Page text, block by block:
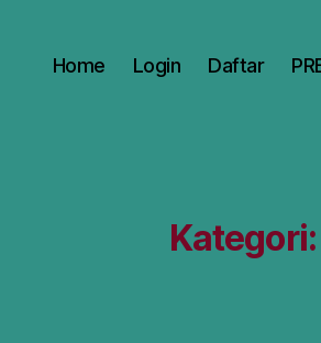
Home Login Daftar
Kategori: